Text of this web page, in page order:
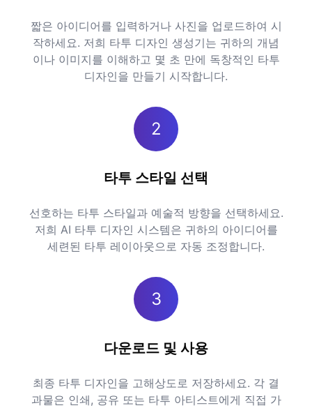
짧은 아이디어를 입력하거나 사진을 업로드하여 시
작하세요. 저희 타투 디자인 생성기는 귀하의 개념
이나 이미지를 이해하고 몇 초 만에 독창적인 타투
디자인을 만들기 시작합니다.
2
타투 스타일 선택
선호하는 타투 스타일과 예술적 방향을 선택하세요.
저희 AI 타투 디자인 시스템은 귀하의 아이디어를
세련된 타투 레이아웃으로 자동 조정합니다.
3
다운로드 및 사용
최종 타투 디자인을 고해상도로 저장하세요. 각 결
과물은 인쇄, 공유 또는 타투 아티스트에게 직접 가